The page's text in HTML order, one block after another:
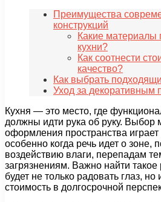
Преимущества
конструкций
Какие материалы
кухни?
Как соотнести
качество?
Как выбрать
Уход за декоративным
Кухня — это место, где
должны идти рука об руку. Выбор
оформления пространства
особенно когда речь идет о зоне,
воздействию влаги, перепадам
загрязнениям. Важно найти
будет не только радовать глаз,
стоимость в долгосрочной